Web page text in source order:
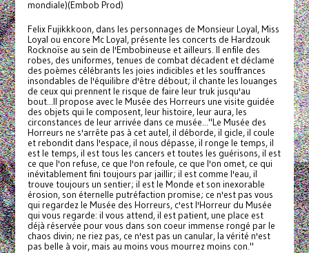
mondiale)(Embob Prod)
Felix Fujikkkoon, dans les personnages de Monsieur Loyal, Miss
Loyal ou encore Mc Loyal, présente les concerts de Hardzouk
Rocknoïse au sein de l'Embobineuse et ailleurs. Il enfile des
robes, des uniformes, tenues de combat décadent et déclame
des poèmes célébrants les joies indicibles et les souffrances
insondables de l'équilibre d'être débout; il chante les louanges
de ceux qui prennent le risque de faire leur truk jusqu'au
bout...Il propose avec le Musée des Horreurs une visite guidée
des objets qui le composent, leur histoire, leur aura, les
circonstances de leur arrivée dans ce musée..."Le Musée des
Horreurs ne s'arrête pas à cet autel, il déborde, il gicle, il coule
et rebondit dans l'espace, il nous dépasse, il ronge le temps, il
est le temps, il est tous les cancers et toutes les guérisons, il est
ce que l'on refuse, ce que l'on refoule, ce que l'on omet, ce qui
inévitablement fini toujours par jaillir; il est comme l'eau, il
trouve toujours un sentier; il est le Monde et son inexorable
érosion, son éternelle putréfaction promise; ce n'est pas vous
qui regardez le Musée des Horreurs, c'est l'Horreur du Musée
qui vous regarde: il vous attend, il est patient, une place est
déjà réservée pour vous dans son coeur immense rongé par le
chaos divin; ne riez pas, ce n'est pas un canular, la vérité n'est
pas belle à voir, mais au moins vous mourrez moins con."